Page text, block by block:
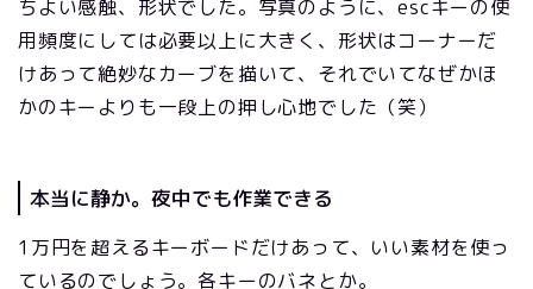
ちよい感触、形状でした。写真のように、escキーの使
用頻度にしては必要以上に大きく、形状はコーナーだ
けあって絶妙なカーブを描いて、それでいてなぜかほ
かのキーよりも一段上の押し心地でした（笑）
本当に静か。夜中でも作業できる
1万円を超えるキーボードだけあって、いい素材を使っ
ているのでしょう。各キーのバネとか。